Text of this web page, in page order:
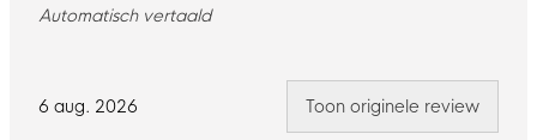
6 aug. 2026
Automatisch vertaald
Toon originele review